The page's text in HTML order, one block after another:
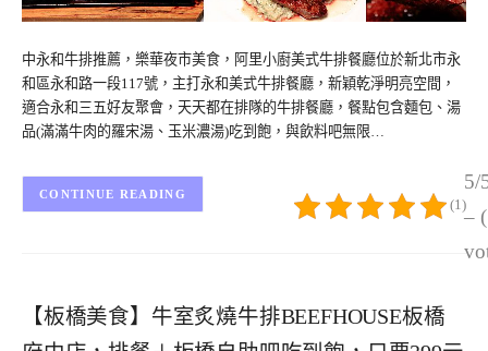
中永和牛排推薦，樂華夜市美食，阿里小廚美式牛排餐廳位於新北市永
和區永和路一段117號，主打永和美式牛排餐廳，新穎乾淨明亮空間，
適合永和三五好友聚會，天天都在排隊的牛排餐廳，餐點包含麵包、湯
品(滿滿牛肉的羅宋湯、玉米濃湯)吃到飽，與飲料吧無限…
5/
–
(1)
CONTINUE READING
【板橋美食】牛室炙燒牛排BEEFHOUSE板橋